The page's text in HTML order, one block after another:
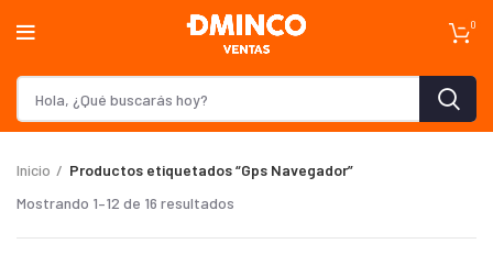
0
Inicio
Productos etiquetados “Gps Navegador”
Mostrando 1–12 de 16 resultados